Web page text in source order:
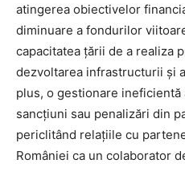
atingerea obiectivelor
diminuare a fondurilor
capacitatea țării de a realiza
dezvoltarea infrastructurii și
plus, o gestionare
sancțiuni sau penalizări din
periclitând relațiile cu
României ca un colaborator